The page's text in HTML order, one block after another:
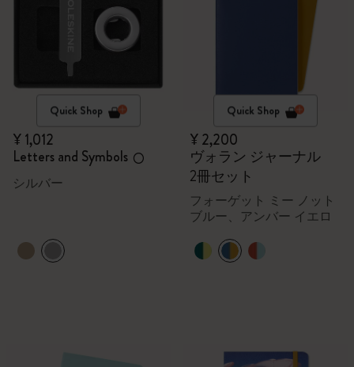
Quick Shop
¥ 1,012
Letters and Symbols O
シルバー
Quick Shop
¥ 2,200
ヴォラン ジャーナル
2冊セット
フォーゲット ミー ノット
ブルー、アンバー イエロ